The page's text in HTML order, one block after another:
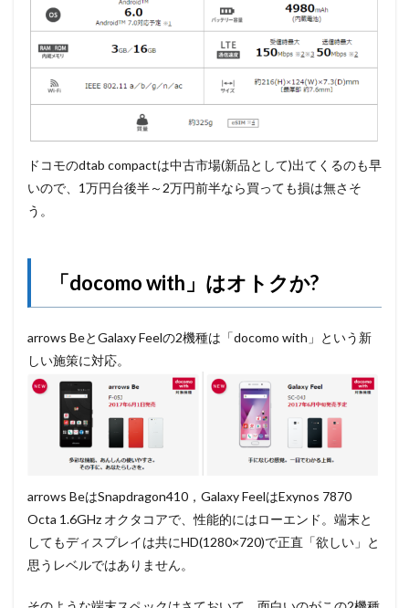
ドコモのdtab compactは中古市場(新品として)出てくるのも早
いので、1万円台後半～2万円前半なら買っても損は無さそ
う。
「docomo with」はオトクか?
arrows BeとGalaxy Feelの2機種は「docomo with」という新
しい施策に対応。
arrows BeはSnapdragon410，Galaxy FeelはExynos 7870
Octa 1.6GHz オクタコアで、性能的にはローエンド。端末と
してもディスプレイは共にHD(1280×720)で正直「欲しい」と
思うレベルではありません。